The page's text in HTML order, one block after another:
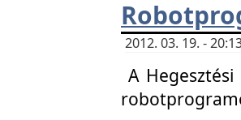
2012. 03. 19. -
A